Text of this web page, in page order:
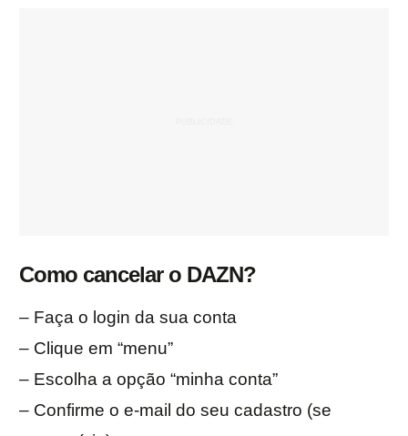
Como cancelar o DAZN?
– Faça o login da sua conta
– Clique em “menu”
– Escolha a opção “minha conta”
– Confirme o e-mail do seu cadastro (se